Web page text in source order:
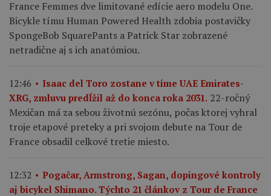
France Femmes dve limitované edície aero modelu One.
Bicykle tímu Human Powered Health zdobia postavičky
SpongeBob SquarePants a Patrick Star zobrazené
netradične aj s ich anatómiou.
12:46
Isaac del Toro zostane v tíme UAE Emirates-
XRG, zmluvu predĺžil až do konca roka 2031. 22-ročný
Mexičan má za sebou životnú sezónu, počas ktorej vyhral
troje etapové preteky a pri svojom debute na Tour de
France obsadil celkové tretie miesto.
12:32
Pogačar, Armstrong, Sagan, dopingové kontroly
aj bicykel Shimano. Týchto 21 článkov z Tour de France